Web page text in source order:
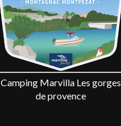
Camping Marvilla Les gorges
de provence